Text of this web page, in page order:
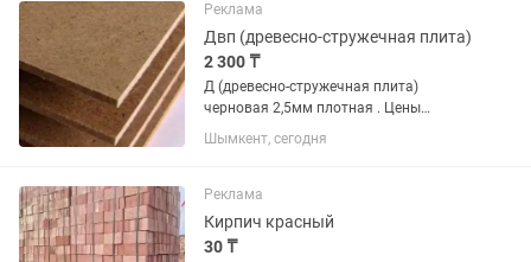
Реклама
Двп (древесно-стружечная плита)
2 300 ₸
Д (древесно-стружечная плита)
черновая 2,5мм плотная . Цены
уточняйте по номеру.
Шымкент, сегодня
Реклама
Кирпич красный
30 ₸